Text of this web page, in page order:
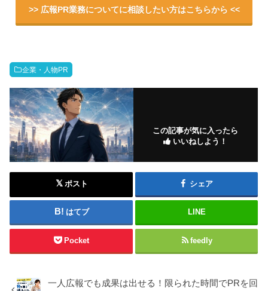
>> 広報PR業務についてに相談したい方はこちらから <<
企業・人物PR
この記事が気に入ったら
いいねしよう！
ポスト シェア
はてブ LINE
Pocket feedly
一人広報でも成果は出せる！限られた時間でPRを回